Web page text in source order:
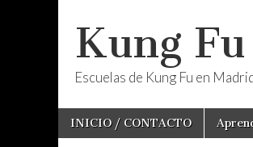
Kung
Escuelas de Kung Fu en
Main
menu
Skip
INICIO / CONTACTO